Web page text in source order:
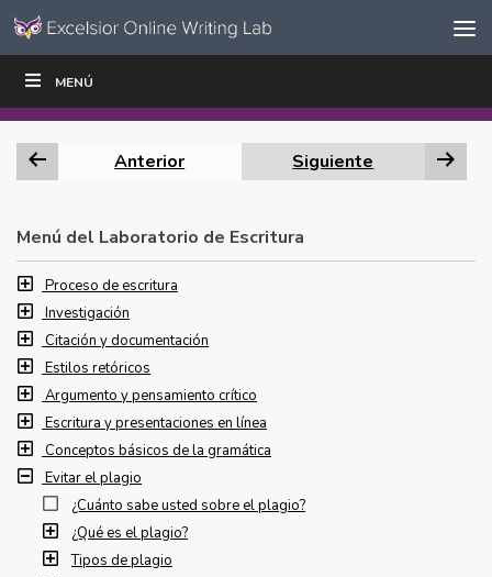
Ir al contenido
navegación
MENÚ
ESCRIBIR
Anterior Siguiente
Menú del Laboratorio de Escritura
Proceso de escritura
Investigación
Citación y documentación
Estilos retóricos
Argumento y pensamiento crítico
Escritura y presentaciones en línea
Conceptos básicos de la gramática
Evitar el plagio
¿Cuánto sabe usted sobre el plagio?
¿Qué es el plagio?
Tipos de plagio